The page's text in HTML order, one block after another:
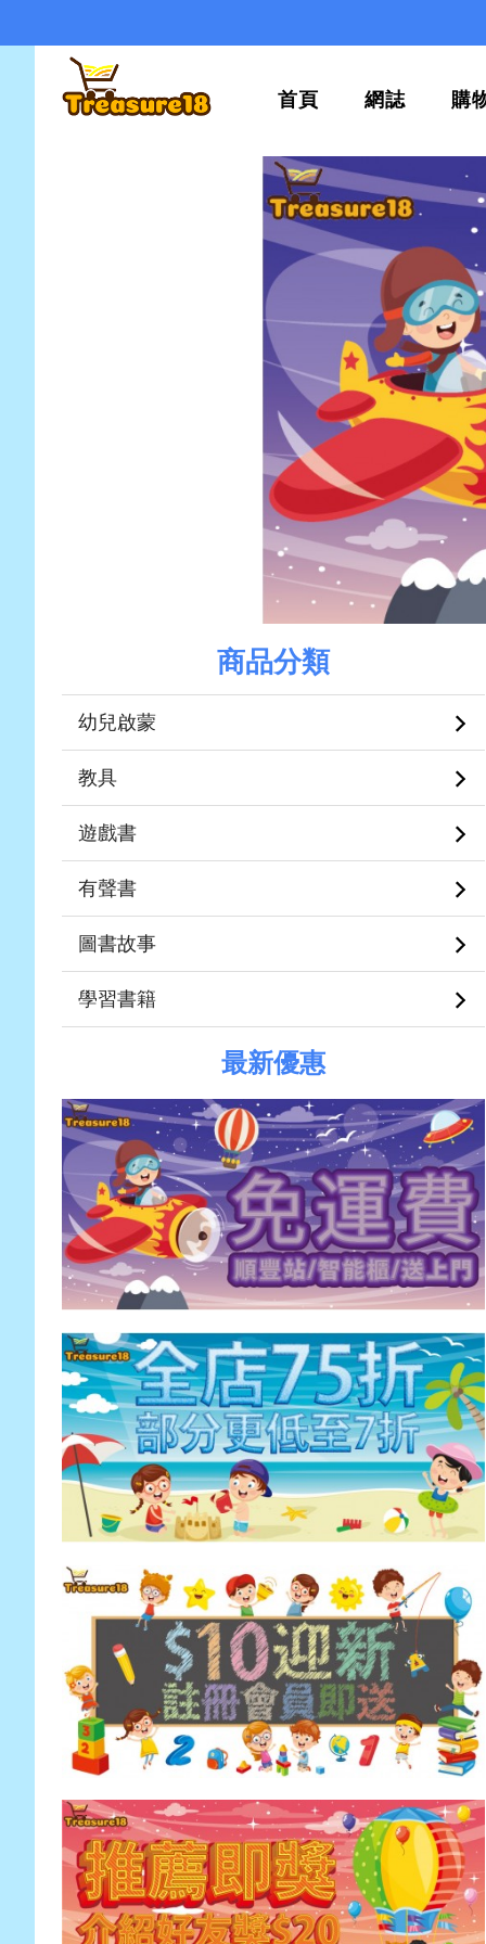
首頁 網誌 購
商品分類
幼兒啟蒙
教具
遊戲書
有聲書
圖書故事
學習書籍
最新優惠